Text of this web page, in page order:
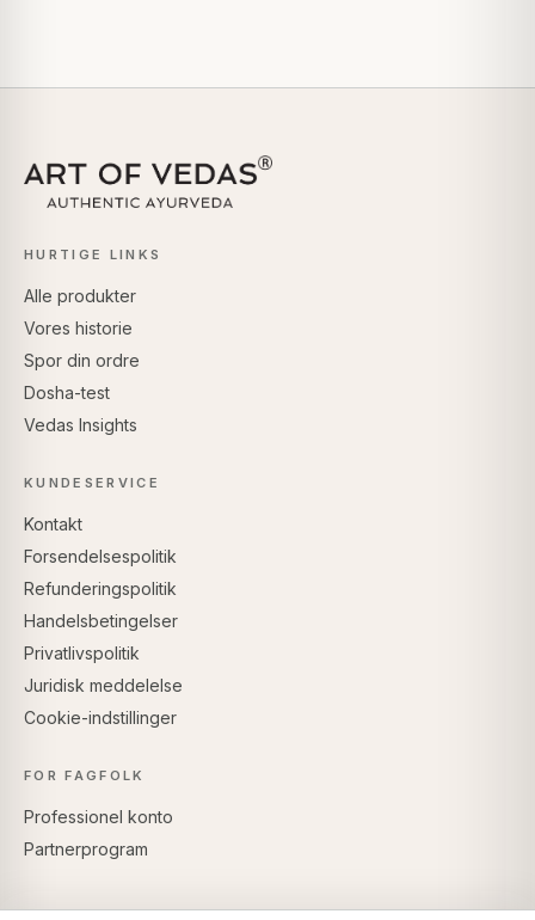
HURTIGE LINKS
Alle produkter
Vores historie
Spor din ordre
Dosha-test
Vedas Insights
KUNDESERVICE
Kontakt
Forsendelsespolitik
Refunderingspolitik
Handelsbetingelser
Privatlivspolitik
Juridisk meddelelse
Cookie-indstillinger
FOR FAGFOLK
Professionel konto
Partnerprogram